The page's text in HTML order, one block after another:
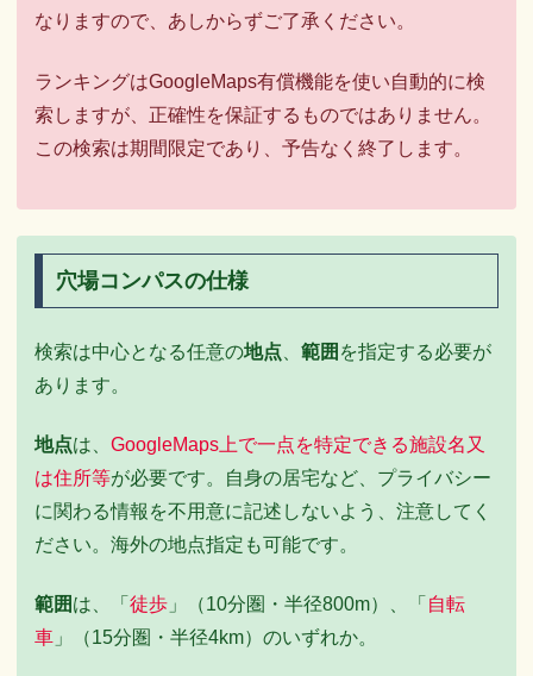
なりますので、あしからずご了承ください。
ランキングはGoogleMaps有償機能を使い自動的に検
索しますが、正確性を保証するものではありません。
この検索は期間限定であり、予告なく終了します。
穴場コンパスの仕様
検索は中心となる任意の地点 範囲 を指定する必要が
あります。
地点は、 GoogleMaps上で一点を特定できる施設名又
は住所等が必要です。自身の居宅など、プライバシー
に関わる情報を不用意に記述しないよう、注意してく
ださい。海外の地点指定も可能です。
範囲は、「 徒歩 」（10分圏・半径800m）、「 自転
車 」（15分圏・半径4km）のいずれか。